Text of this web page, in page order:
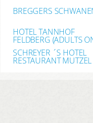
BREGGERS
HOTEL TANNHOF
FELDBERG (ADULTS
SCHREYER ´S HOTEL
RESTAURANT MUTZEL